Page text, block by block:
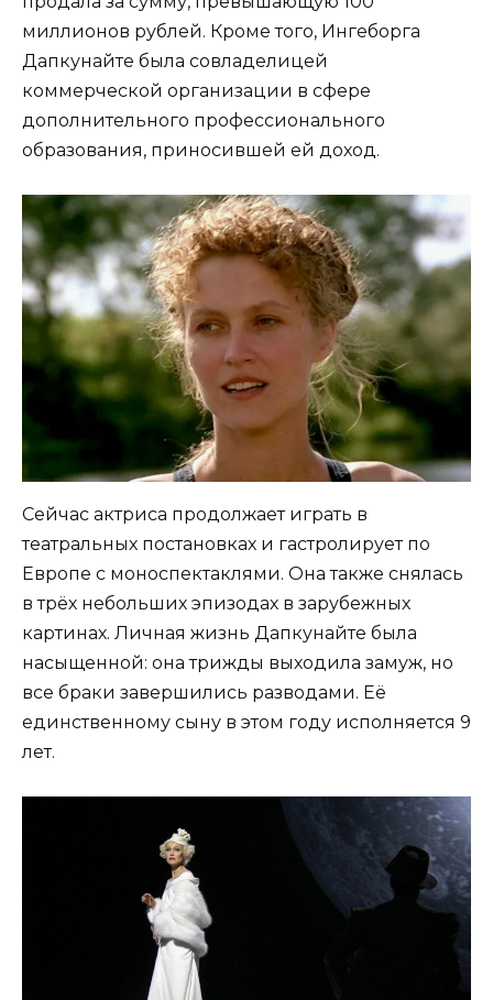
миллионов рублей. Кроме того, Ингеборга
Дапкунайте была совладелицей
коммерческой организации в сфере
дополнительного профессионального
образования, приносившей ей доход.
Сейчас актриса продолжает играть в
театральных постановках и гастролирует по
Европе с моноспектаклями. Она также снялась
в трёх небольших эпизодах в зарубежных
картинах. Личная жизнь Дапкунайте была
насыщенной: она трижды выходила замуж, но
все браки завершились разводами. Её
единственному сыну в этом году исполняется 9
лет.